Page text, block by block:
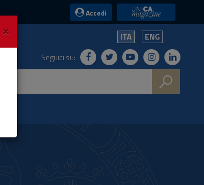
Accedi UniCA News
ITA ENG
Seguici su:
×